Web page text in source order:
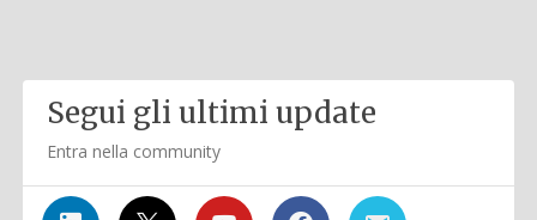
Segui gli ultimi update
Entra nella community